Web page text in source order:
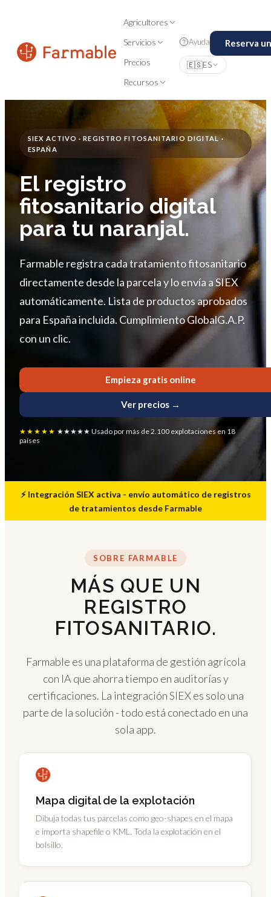
Agricultores
Servicios
Precios
Recursos
Ayuda Reserva
🇪🇸ES
SIEX ACTIVO · REGISTRO FITOSANITARIO DIGITAL ·
ESPAÑA
El registro
fitosanitario digital
para tu naranjal.
Farmable registra cada tratamiento fitosanitario
directamente desde la parcela y lo envía a SIEX
automáticamente. Lista de productos aprobados
para España incluida. Cumplimiento GlobalG.A.P.
con un clic.
Empieza gratis online
Ver precios →
★★★★★ ★★★★★ Usado por más de 2.100 explotaciones en 18
países
⚡ Integración SIEX activa - envío automático de registros
de tratamientos desde Farmable
SOBRE FARMABLE
MÁS QUE UN
REGISTRO
FITOSANITARIO.
Farmable es una plataforma de gestión agrícola
con IA que ahorra tiempo en auditorías y
certificaciones. La integración SIEX es solo una
parte de la solución - todo está conectado en una
sola app.
Mapa digital de la explotación
Dibuja todas tus parcelas como geo-shapes en el mapa
e importa shapefile o KML. Toda la explotación en el
bolsillo.